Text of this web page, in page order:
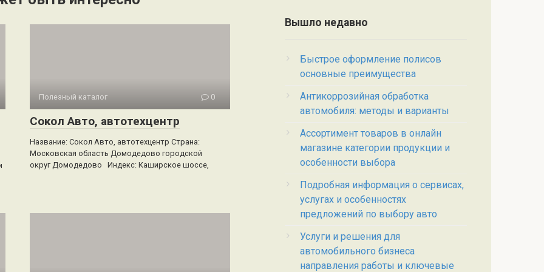
Полезный каталог 0
Сокол Авто, автотехцентр
Название: Сокол Авто, автотехцентр Страна:
Московская область Домодедово городской
округ Домодедово Индекс: Каширское шоссе,
Вышло недавно
Быстрое оформление полисов
основные преимущества
Антикоррозийная обработка
автомобиля: методы и варианты
Ассортимент товаров в онлайн
магазине категории продукции и
особенности выбора
Подробная информация о сервисах,
услугах и особенностях
предложений по выбору авто
Услуги и решения для
автомобильного бизнеса
направления работы и ключевые